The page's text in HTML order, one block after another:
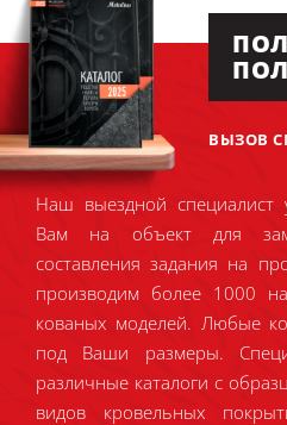
ВЫЗОВ
Наш выездной специалист
Вам на объект для
составления задания на
производим более 1000
кованых моделей. Любые
под Ваши размеры.
различные каталоги с
видов кровельных